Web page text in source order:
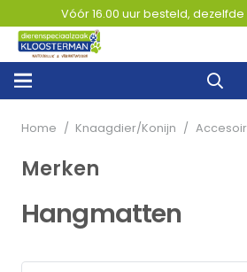
Vóór 16.00 uur besteld,
Home / Knaagdier/Konijn /
Hangmatten
Merken